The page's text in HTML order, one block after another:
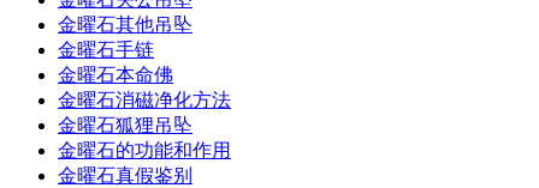
金曜石其他吊坠
金曜石手链
金曜石本命佛
金曜石消磁净化方法
金曜石狐狸吊坠
金曜石的功能和作用
金曜石真假鉴别